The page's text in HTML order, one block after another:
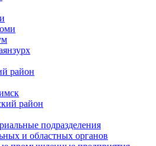
район
район
подразделения
и областных органов